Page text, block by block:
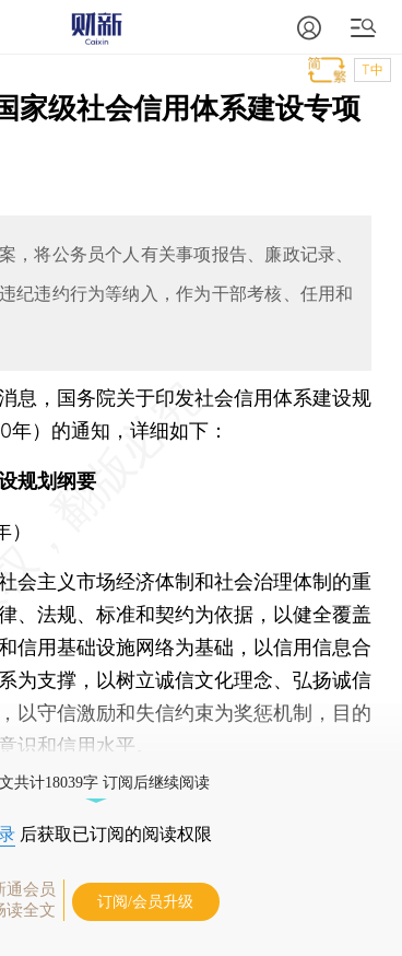
T中
家级社会信用体系建设专项
，将公务员个人有关事项报告、廉政记录、
纪违约行为等纳入，作为干部考核、任用和
，国务院关于印发社会信用体系建设规
）的通知，详细如下：
规划纲要
主义市场经济体制和社会治理体制的重
、法规、标准和契约为依据，以健全覆盖
信用基础设施网络为基础，以信用信息合
为支撑，以树立诚信文化理念、弘扬诚信
以守信激励和失信约束为奖惩机制，目的
识和信用水平。
共计18039字 订阅后继续阅读
后获取已订阅的阅读权限
通会员
读全文
订阅/会员升级